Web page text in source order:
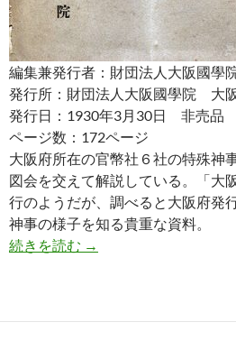
編集兼発行者：財団法人大阪國學
発行所：財団法人大阪國學院 大
発行日：1930年3月30日 非売品
ページ数：172ページ
大阪府所在の官幣社６社の特殊神
図会を交えて解説している。「大
行のようだが、調べると大阪府発
神事の様子を知る貴重な資料。
続きを読む 大阪府官幣社現行特殊
→